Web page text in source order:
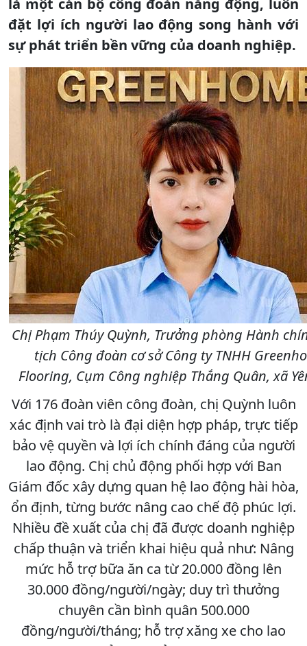
là một cán bộ công đoàn năng động, luôn
đặt lợi ích người lao động song hành với
sự phát triển bền vững của doanh nghiệp.
Chị Phạm Thúy Quỳnh, Trưởng phòng Hành
tịch Công đoàn cơ sở Công ty TNHH
Flooring, Cụm Công nghiệp Thắng Quân, xã
Với 176 đoàn viên công đoàn, chị Quỳnh luôn
xác định vai trò là đại diện hợp pháp, trực tiếp
bảo vệ quyền và lợi ích chính đáng của người
lao động. Chị chủ động phối hợp với Ban
Giám đốc xây dựng quan hệ lao động hài hòa,
ổn định, từng bước nâng cao chế độ phúc lợi.
Nhiều đề xuất của chị đã được doanh nghiệp
chấp thuận và triển khai hiệu quả như: Nâng
mức hỗ trợ bữa ăn ca từ 20.000 đồng lên
30.000 đồng/người/ngày; duy trì thưởng
chuyên cần bình quân 500.000
đồng/người/tháng; hỗ trợ xăng xe cho lao